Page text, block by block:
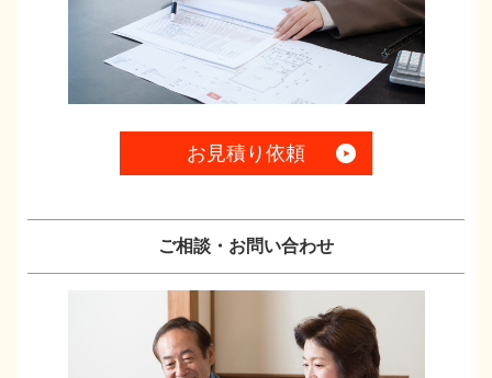
お見積り依頼
ご相談・お問い合わせ